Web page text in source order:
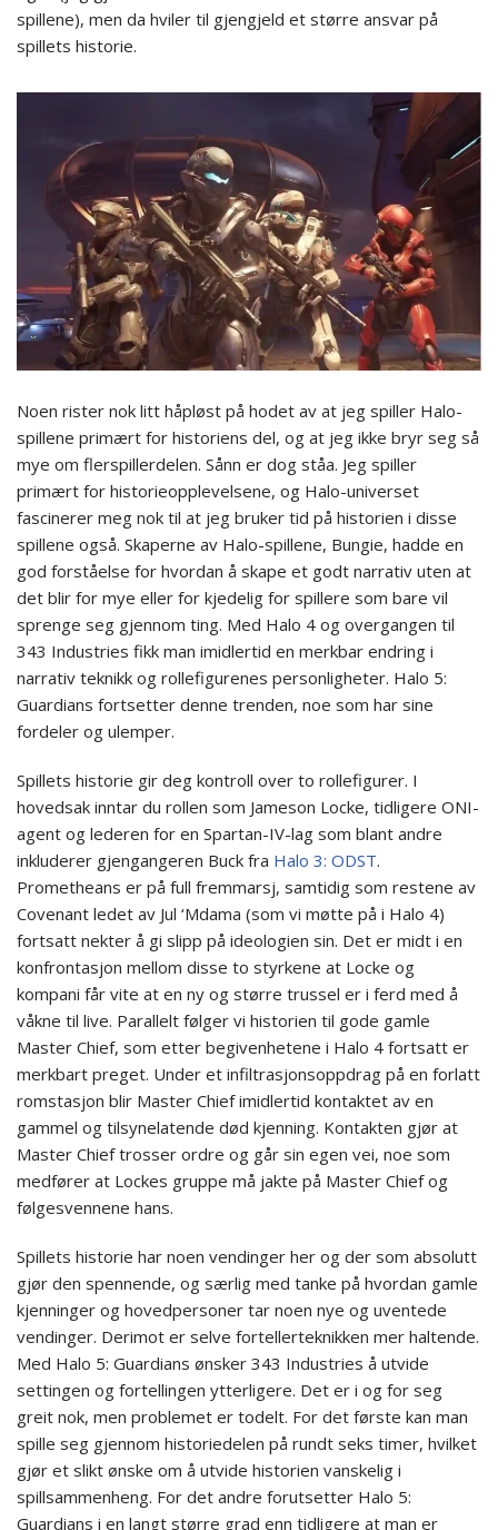
spillene), men da hviler til gjengjeld et større ansvar på
spillets historie.
Noen rister nok litt håpløst på hodet av at jeg spiller Halo-
spillene primært for historiens del, og at jeg ikke bryr seg så
mye om flerspillerdelen. Sånn er dog ståa. Jeg spiller
primært for historieopplevelsene, og Halo-universet
fascinerer meg nok til at jeg bruker tid på historien i disse
spillene også. Skaperne av Halo-spillene, Bungie, hadde en
god forståelse for hvordan å skape et godt narrativ uten at
det blir for mye eller for kjedelig for spillere som bare vil
sprenge seg gjennom ting. Med Halo 4 og overgangen til
343 Industries fikk man imidlertid en merkbar endring i
narrativ teknikk og rollefigurenes personligheter. Halo 5:
Guardians fortsetter denne trenden, noe som har sine
fordeler og ulemper.
Spillets historie gir deg kontroll over to rollefigurer. I
hovedsak inntar du rollen som Jameson Locke, tidligere ONI-
agent og lederen for en Spartan-IV-lag som blant andre
inkluderer gjengangeren Buck fra Halo 3: ODST.
Prometheans er på full fremmarsj, samtidig som restene av
Covenant ledet av Jul ‘Mdama (som vi møtte på i Halo 4)
fortsatt nekter å gi slipp på ideologien sin. Det er midt i en
konfrontasjon mellom disse to styrkene at Locke og
kompani får vite at en ny og større trussel er i ferd med å
våkne til live. Parallelt følger vi historien til gode gamle
Master Chief, som etter begivenhetene i Halo 4 fortsatt er
merkbart preget. Under et infiltrasjonsoppdrag på en forlatt
romstasjon blir Master Chief imidlertid kontaktet av en
gammel og tilsynelatende død kjenning. Kontakten gjør at
Master Chief trosser ordre og går sin egen vei, noe som
medfører at Lockes gruppe må jakte på Master Chief og
følgesvennene hans.
Spillets historie har noen vendinger her og der som absolutt
gjør den spennende, og særlig med tanke på hvordan gamle
kjenninger og hovedpersoner tar noen nye og uventede
vendinger. Derimot er selve fortellerteknikken mer haltende.
Med Halo 5: Guardians ønsker 343 Industries å utvide
settingen og fortellingen ytterligere. Det er i og for seg
greit nok, men problemet er todelt. For det første kan man
spille seg gjennom historiedelen på rundt seks timer, hvilket
gjør et slikt ønske om å utvide historien vanskelig i
spillsammenheng. For det andre forutsetter Halo 5:
Guardians i en langt større grad enn tidligere at man er